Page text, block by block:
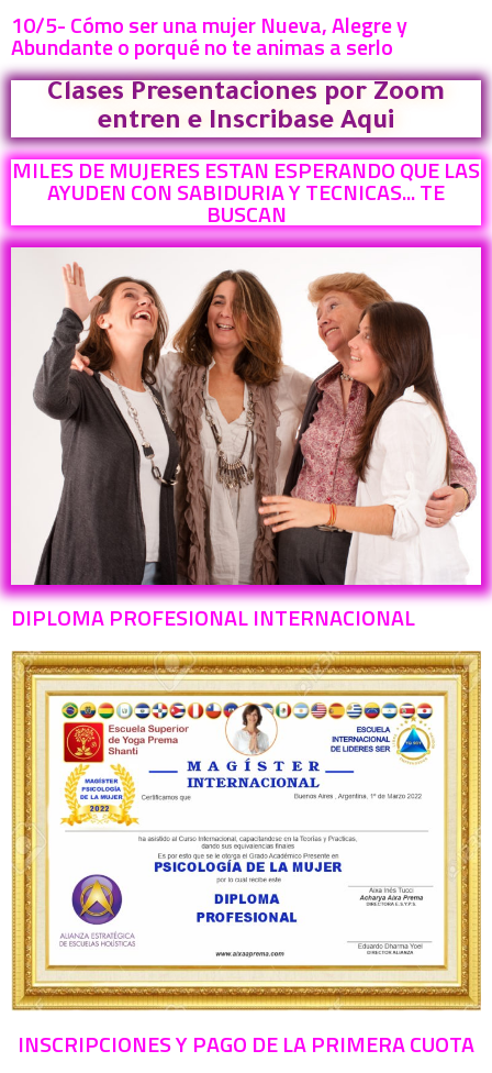
10/5- Cómo ser una mujer Nueva, Alegre y
Abundante o porqué no te animas a serlo
Clases Presentaciones por Zoom
entren e Inscribase Aqui
MILES DE MUJERES ESTAN ESPERANDO QUE LAS
AYUDEN CON SABIDURIA Y TECNICAS... TE
BUSCAN
DIPLOMA PROFESIONAL INTERNACIONAL
INSCRIPCIONES Y PAGO DE LA PRIMERA CUOTA